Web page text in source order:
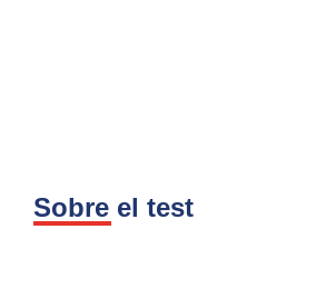
Sobre el test